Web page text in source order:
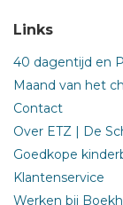
Links
40 dagentijd en
Maand van het
Contact
Over ETZ | De
Goedkope
Klantenservice
Werken bij